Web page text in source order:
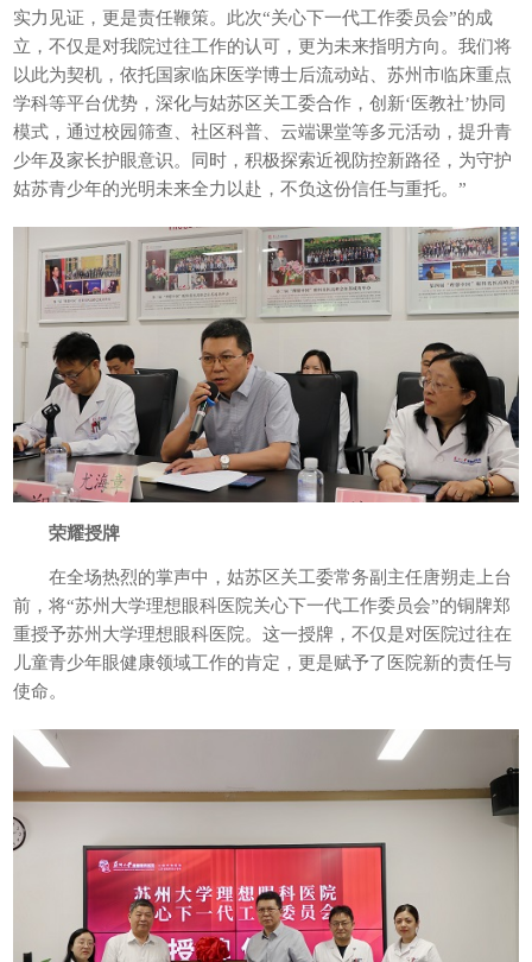
实力见证，更是责任鞭策。此次“关心下一代工作委员会”的成
立，不仅是对我院过往工作的认可，更为未来指明方向。我们将
以此为契机，依托国家临床医学博士后流动站、苏州市临床重点
学科等平台优势，深化与姑苏区关工委合作，创新‘医教社’协同
模式，通过校园筛查、社区科普、云端课堂等多元活动，提升青
少年及家长护眼意识。同时，积极探索近视防控新路径，为守护
姑苏青少年的光明未来全力以赴，不负这份信任与重托。”
荣耀授牌
在全场热烈的掌声中，姑苏区关工委常务副主任唐朔走上台
前，将“苏州大学理想眼科医院关心下一代工作委员会”的铜牌郑
重授予苏州大学理想眼科医院。这一授牌，不仅是对医院过往在
儿童青少年眼健康领域工作的肯定，更是赋予了医院新的责任与
使命。